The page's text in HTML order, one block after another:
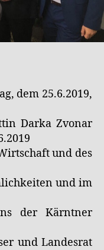
dem 25.6.2019,
Darka Zvonar
und des
und im
der Kärntner
und Landesrat